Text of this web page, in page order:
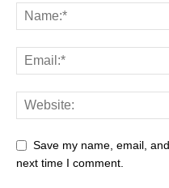
Save my name, email,
next time I comment.